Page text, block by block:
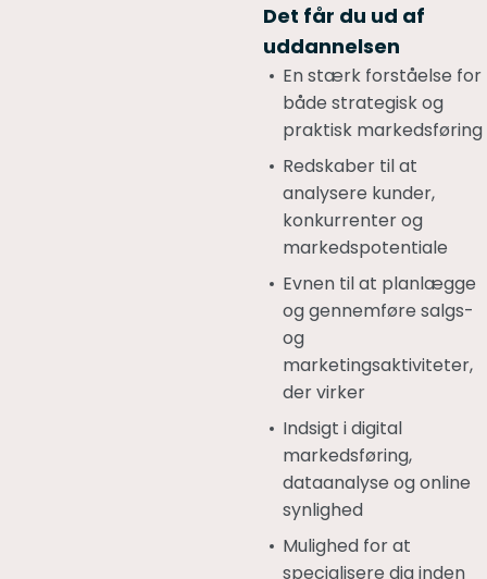
Det får du ud af
uddannelsen
En stærk forståelse for
både strategisk og
praktisk markedsføring
Redskaber til at
analysere kunder,
konkurrenter og
markedspotentiale
Evnen til at planlægge
og gennemføre salgs-
og
marketingsaktiviteter,
der virker
Indsigt i digital
markedsføring,
dataanalyse og online
synlighed
Mulighed for at
specialisere dig inden